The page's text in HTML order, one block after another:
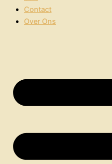
Contact
Over Ons